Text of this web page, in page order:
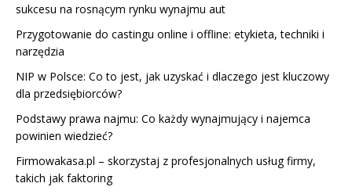
sukcesu na rosnącym rynku wynajmu aut
Przygotowanie do castingu online i offline: etykieta, techniki i
narzędzia
NIP w Polsce: Co to jest, jak uzyskać i dlaczego jest kluczowy
dla przedsiębiorców?
Podstawy prawa najmu: Co każdy wynajmujący i najemca
powinien wiedzieć?
Firmowakasa.pl – skorzystaj z profesjonalnych usług firmy,
takich jak faktoring